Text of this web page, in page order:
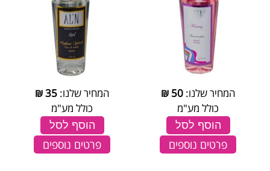
המחיר שלנו: 50
₪
כולל מע"מ
הוסף לסל
פרטים נוספים
המחיר שלנו: 35
₪
כולל מע"מ
הוסף לסל
פרטים נוספים